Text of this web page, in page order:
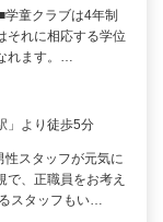
学童クラブは4年制
それに相応する学位
れます。…
」より徒歩5分
スタッフが元気に
、正職員をお考え
スタッフもい…